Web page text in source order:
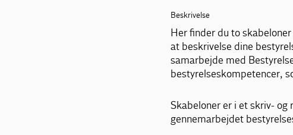
Beskrivelse
Her finder du to
at beskrivelse dine
samarbejde med
bestyrelseskompetencer,
Skabeloner er i et skriv-
gennemarbejdet